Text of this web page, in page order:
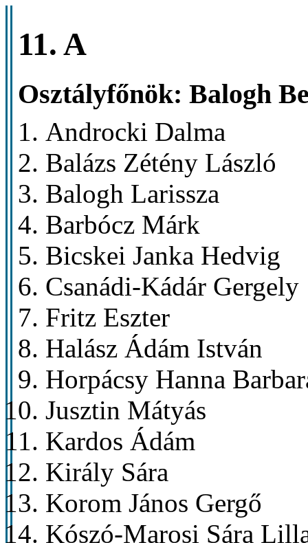
11. A
Osztályfőnök: Balogh
Androcki Dalma
Balázs Zétény László
Balogh Larissza
Barbócz Márk
Bicskei Janka Hedvig
Csanádi-Kádár Gergely
Fritz Eszter
Halász Ádám István
Horpácsy Hanna
Jusztin Mátyás
Kardos Ádám
Király Sára
Korom János Gergő
Kószó-Marosi Sára